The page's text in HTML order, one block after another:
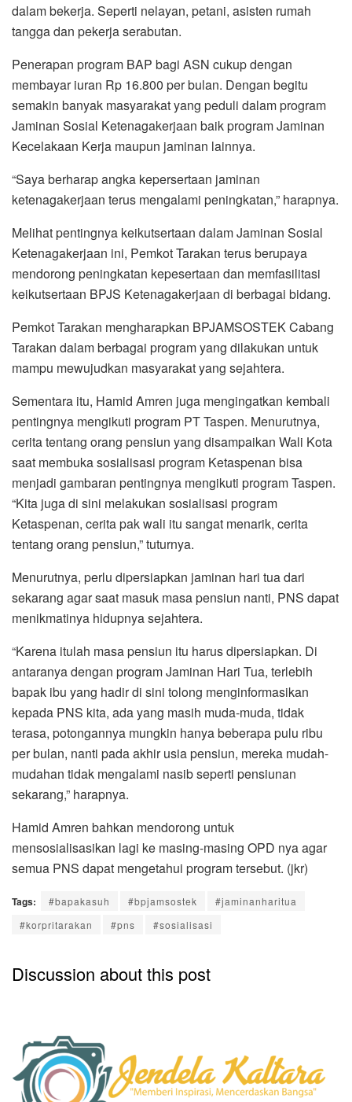
dalam bekerja. Seperti nelayan, petani, asisten rumah
tangga dan pekerja serabutan.
Penerapan program BAP bagi ASN cukup dengan
membayar iuran Rp 16.800 per bulan. Dengan begitu
semakin banyak masyarakat yang peduli dalam program
Jaminan Sosial Ketenagakerjaan baik program Jaminan
Kecelakaan Kerja maupun jaminan lainnya.
“Saya berharap angka kepersertaan jaminan
ketenagakerjaan terus mengalami peningkatan,” harapnya.
Melihat pentingnya keikutsertaan dalam Jaminan Sosial
Ketenagakerjaan ini, Pemkot Tarakan terus berupaya
mendorong peningkatan kepesertaan dan memfasilitasi
keikutsertaan BPJS Ketenagakerjaan di berbagai bidang.
Pemkot Tarakan mengharapkan BPJAMSOSTEK Cabang
Tarakan dalam berbagai program yang dilakukan untuk
mampu mewujudkan masyarakat yang sejahtera.
Sementara itu, Hamid Amren juga mengingatkan kembali
pentingnya mengikuti program PT Taspen. Menurutnya,
cerita tentang orang pensiun yang disampaikan Wali Kota
saat membuka sosialisasi program Ketaspenan bisa
menjadi gambaran pentingnya mengikuti program Taspen.
“Kita juga di sini melakukan sosialisasi program
Ketaspenan, cerita pak wali itu sangat menarik, cerita
tentang orang pensiun,” tuturnya.
Menurutnya, perlu dipersiapkan jaminan hari tua dari
sekarang agar saat masuk masa pensiun nanti, PNS dapat
menikmatinya hidupnya sejahtera.
“Karena itulah masa pensiun itu harus dipersiapkan. Di
antaranya dengan program Jaminan Hari Tua, terlebih
bapak ibu yang hadir di sini tolong menginformasikan
kepada PNS kita, ada yang masih muda-muda, tidak
terasa, potongannya mungkin hanya beberapa pulu ribu
per bulan, nanti pada akhir usia pensiun, mereka mudah-
mudahan tidak mengalami nasib seperti pensiunan
sekarang,” harapnya.
Hamid Amren bahkan mendorong untuk
mensosialisasikan lagi ke masing-masing OPD nya agar
semua PNS dapat mengetahui program tersebut. (jkr)
Tags: #bapakasuh #bpjamsostek
#jaminanharitua
#korpritarakan
#pns #sosialisasi
Discussion about this post